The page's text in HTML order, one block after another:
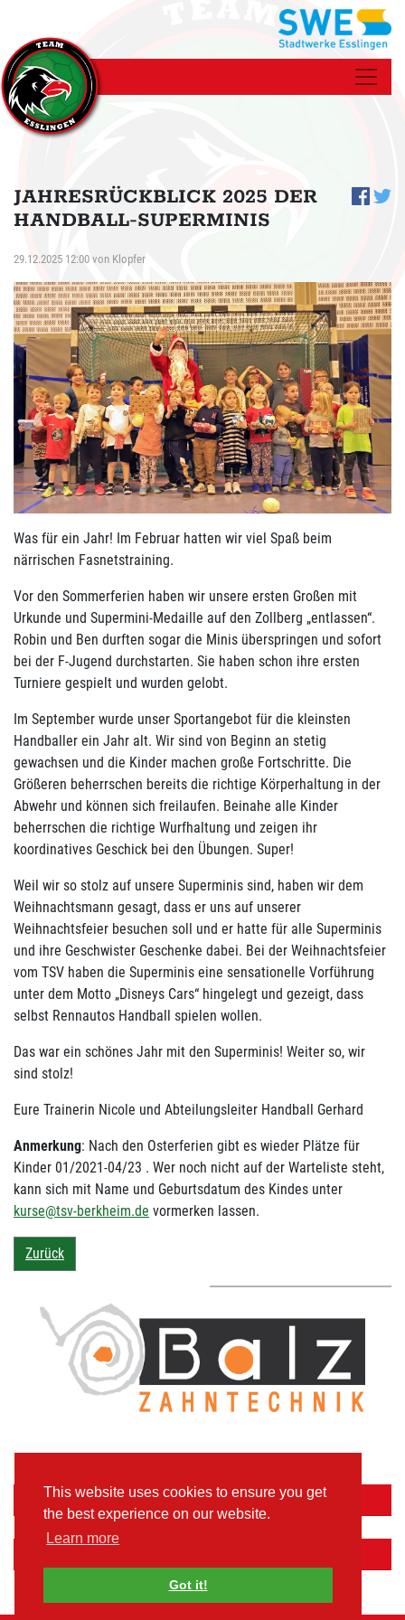
This website uses cookies to ensure you get
the best experience on our website.
Learn more
Got it!
JAHRESRÜCKBLICK 2025 DER
HANDBALL-SUPERMINIS
29.12.2025 12:00 von Klopfer
Was für ein Jahr! Im Februar hatten wir viel Spaß beim
närrischen Fasnetstraining.
Vor den Sommerferien haben wir unsere ersten Großen mit
Urkunde und Supermini-Medaille auf den Zollberg „entlassen“.
Robin und Ben durften sogar die Minis überspringen und sofort
bei der F-Jugend durchstarten. Sie haben schon ihre ersten
Turniere gespielt und wurden gelobt.
Im September wurde unser Sportangebot für die kleinsten
Handballer ein Jahr alt. Wir sind von Beginn an stetig
gewachsen und die Kinder machen große Fortschritte. Die
Größeren beherrschen bereits die richtige Körperhaltung in der
Abwehr und können sich freilaufen. Beinahe alle Kinder
beherrschen die richtige Wurfhaltung und zeigen ihr
koordinatives Geschick bei den Übungen. Super!
Weil wir so stolz auf unsere Superminis sind, haben wir dem
Weihnachtsmann gesagt, dass er uns auf unserer
Weihnachtsfeier besuchen soll und er hatte für alle Superminis
und ihre Geschwister Geschenke dabei. Bei der Weihnachtsfeier
vom TSV haben die Superminis eine sensationelle Vorführung
unter dem Motto „Disneys Cars“ hingelegt und gezeigt, dass
selbst Rennautos Handball spielen wollen.
Das war ein schönes Jahr mit den Superminis! Weiter so, wir
sind stolz!
Eure Trainerin Nicole und Abteilungsleiter Handball Gerhard
Anmerkung: Nach den Osterferien gibt es wieder Plätze für
Kinder 01/2021-04/23 . Wer noch nicht auf der Warteliste steht,
kann sich mit Name und Geburtsdatum des Kindes unter
kurse@tsv-berkheim.de vormerken lassen.
Zurück
Aktuelle Spiele